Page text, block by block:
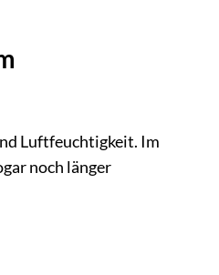
Luftfeuchtigkeit. Im
noch länger